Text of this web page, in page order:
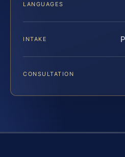
LANGUAGES
INTAKE
CONSULTATION